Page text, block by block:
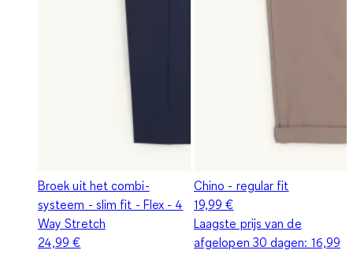
Broek uit het combi-
systeem - slim fit - Flex - 4
Way Stretch
24,99 €
Chino - regular fit
19,99 €
Laagste prijs van de
afgelopen 30 dagen: 16,99